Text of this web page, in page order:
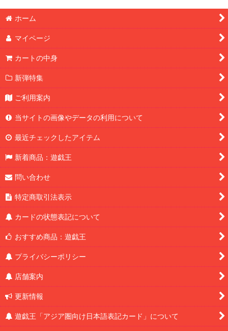
ホーム
マイページ
カートの中身
新弾特集
ご利用案内
当サイトの画像やデータの利用について
最近チェックしたアイテム
新着商品：遊戯王
問い合わせ
特定商取引法表示
カードの状態表記について
おすすめ商品：遊戯王
プライバシーポリシー
店舗案内
更新情報
遊戯王「アジア圏向け日本語表記カード」について